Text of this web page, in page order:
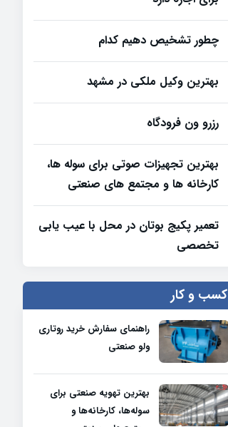
چطور تشخیص دهیم کدام
بهترین وکیل ملکی در مشهد
رزرو ون فرودگاه
بهترین تجهیزات صوتی برای سوله‌ ها،
کارخانه‌ ها و مجتمع‌ های صنعتی
تعمیر پکیج بوتان در محل با عیب یابی
تخصصی
کسب و کار
راهنمای سفارش خرید روتاری
ولو صنعتی
بهترین تهویه صنعتی برای
سوله‌ها، کارخانه‌ها و